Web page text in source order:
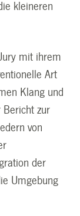
kleineren
mit ihrem
Art
Klang und
Bericht zur
von
der
Umgebung